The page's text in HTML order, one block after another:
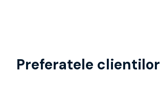
Preferatele clientilor